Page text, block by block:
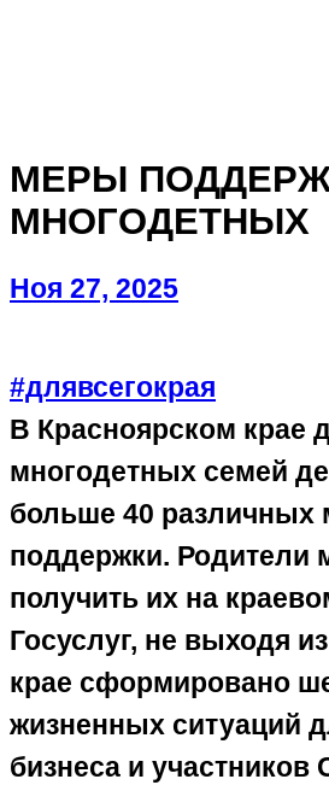
МЕРЫ
МНОГОДЕТНЫХ
Ноя 27, 2025
#длявсегокрая
В Красноярском крае
многодетных семей
больше 40 различных
поддержки. Родители
получить их на
Госуслуг, не выходя
крае сформировано
жизненных ситуаций
бизнеса и участников